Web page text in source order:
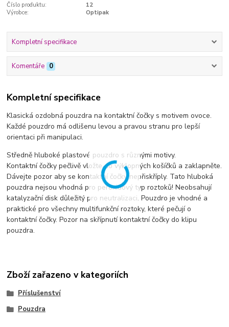
Číslo produktu:
12
Výrobce:
Optipak
Kompletní specifikace
Komentáře 0
Kompletní specifikace
Klasická ozdobná pouzdra na kontaktní čočky s motivem ovoce.
Každé pouzdro má odlišenu levou a pravou stranu pro lepší
orientaci při manipulaci.
Středně hluboké plastové pouzdro s různými motivy.
Kontaktní čočky pečlivě vložte do výklopných košíčků a zaklapněte.
Dávejte pozor aby se kontaktní čočky nepřiskříply. Tato hluboká
pouzdra nejsou vhodná pro peroxidový typ roztoků! Neobsahují
katalyzační disk důležitý pro neutralizaci. Pouzdro je vhodné a
praktické pro všechny multifunkční roztoky, které pečují o
kontaktní čočky. Pozor na skřípnutí kontaktní čočky do klipu
pouzdra.
Zboží zařazeno v kategoriích
Příslušenství
Pouzdra